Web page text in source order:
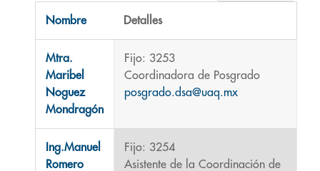
Nombre Detalles
Mtra.
Maribel
Noguez
Mondragón
Fijo: 3253
Coordinadora de Posgrado
posgrado.dsa@uaq.mx
Ing.Manuel
Romero
Fijo: 3254
Asistente de la Coordinación de